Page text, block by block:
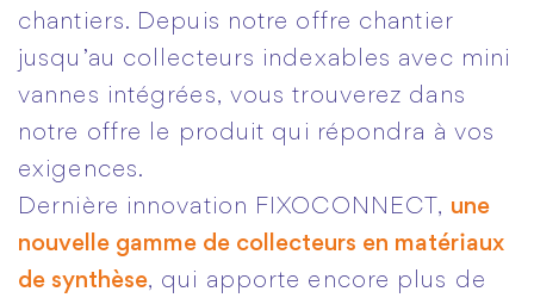
chantiers. Depuis notre offre chantier
jusqu’au collecteurs indexables avec mini
vannes intégrées, vous trouverez dans
notre offre le produit qui répondra à vos
exigences.
Dernière innovation FIXOCONNECT, une
nouvelle gamme de collecteurs en matériaux
de synthèse, qui apporte encore plus de